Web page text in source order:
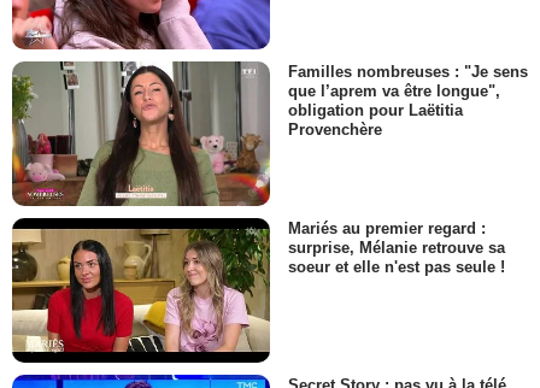
Familles nombreuses : "Je sens
que l’aprem va être longue",
obligation pour Laëtitia
Provenchère
Mariés au premier regard :
surprise, Mélanie retrouve sa
soeur et elle n'est pas seule !